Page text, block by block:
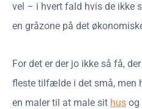
vel – i hvert fald hvis de ikke
en gråzone på det
For det er der jo ikke så få,
fleste tilfælde i det små, men
en maler til at male sit hus og